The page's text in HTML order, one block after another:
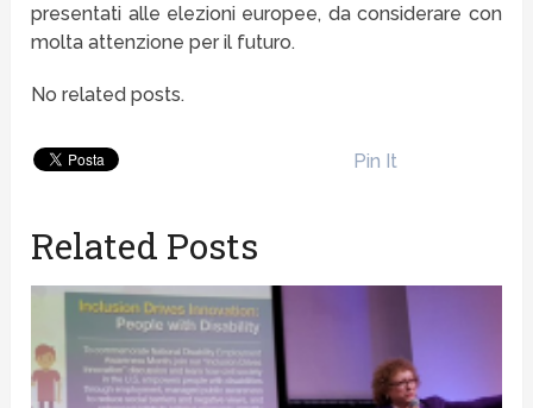
presentati alle elezioni europee, da considerare con
molta attenzione per il futuro.
No related posts.
Pin It
Related Posts